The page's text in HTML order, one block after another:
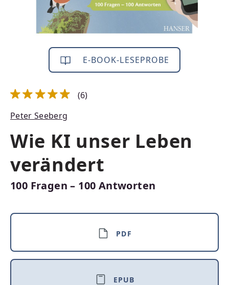
E-BOOK-LESEPROBE
(6)
Peter Seeberg
Wie KI unser Leben
verändert
100 Fragen – 100 Antworten
PDF
EPUB